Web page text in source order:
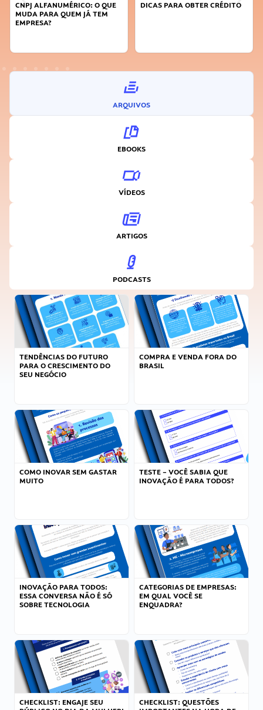
CNPJ ALFANUMÉRICO: O QUE
MUDA PARA QUEM JÁ TEM
EMPRESA?
DICAS PARA OBTER CRÉDITO
ARQUIVOS
EBOOKS
VÍDEOS
ARTIGOS
PODCASTS
TENDÊNCIAS DO FUTURO
PARA O CRESCIMENTO DO
SEU NEGÓCIO
COMPRA E VENDA FORA DO
BRASIL
COMO INOVAR SEM GASTAR
MUITO
TESTE – VOCÊ SABIA QUE
INOVAÇÃO É PARA TODOS?
INOVAÇÃO PARA TODOS:
ESSA CONVERSA NÃO É SÓ
SOBRE TECNOLOGIA
CATEGORIAS DE EMPRESAS:
EM QUAL VOCÊ SE
ENQUADRA?
CHECKLIST: ENGAJE SEU
CHECKLIST: QUESTÕES